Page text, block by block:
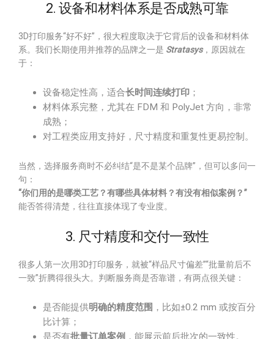
2. 设备和材料体系是否成熟可靠
3D打印服务“好不好”，很大程度取决于它背后的设备和材料体
系。我们长期使用并推荐的品牌之一是 Stratasys，原因就在
于：
设备稳定性高，适合长时间连续打印 ；
材料体系完整，尤其在 FDM 和 PolyJet 方向，非常
成熟；
对工程类应用支持好，尺寸精度和重复性更易控制。
当然，选择服务商时不必纠结“是不是某个品牌”，但可以多问一
句：
“你们用的是哪类工艺？有哪些具体材料？有没有相似案例？”
能否答得清楚，往往直接体现了专业度。
3. 尺寸精度和交付一致性
很多人第一次用3D打印服务，就被“样品尺寸偏差”“批量前后不
一致”折腾得很头大。判断服务商是否靠谱，有两点很关键：
是否能提供明确的精度范围 ，比如±0.2 mm 或按百分
比计算；
是否有批量订单案例 ，能展示前后批次的一致性。